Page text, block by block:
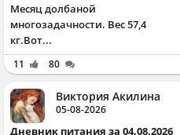
Месяц долбаной
многозадачности. Вес 57,4
кг.Вот...
11 80
Виктория Акилина
05-08-2026
Дневник питания за 04.08.2026